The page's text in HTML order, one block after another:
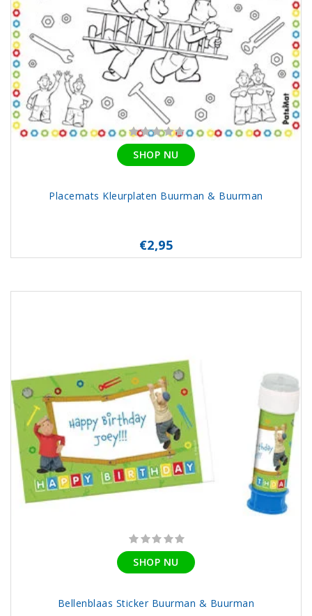
SHOP NU
Placemats Kleurplaten Buurman & Buurman
€2,95
SHOP NU
Bellenblaas Sticker Buurman & Buurman